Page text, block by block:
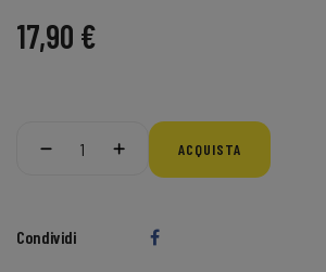
17,90 €
ACQUISTA
Condividi